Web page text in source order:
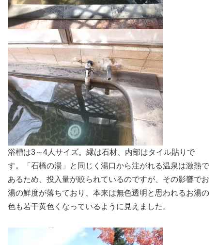
浴槽は3～4人サイズ。縁は石材、内部はタイル貼りで
す。「石橋の湯」と同じく湯口から注がれる温泉は激熱で
あるため、投入量が絞られているのですが、その影響でお
湯の鮮度が落ちており、本来は無色透明と思われるお湯の
色も若干黄色くなっているように見えました。